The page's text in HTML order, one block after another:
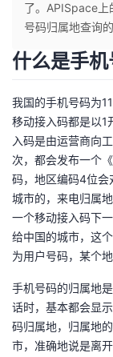
个
人
主
页
我
的
开
发
者
我
的
博
我
的
我
了。APISpace上
号码归属地查询的
什么是手机
我国的手机号码为
移动接入码都是以1
入码是由运营商向
次，都会发布一个
码，地区编码4位会
城市的，来电归属
一个移动接入码下
给中国的城市，这
为用户号码，某个
手机号码的归属地
话时，基本都会显
码归属地，归属地
市，准确地说是离